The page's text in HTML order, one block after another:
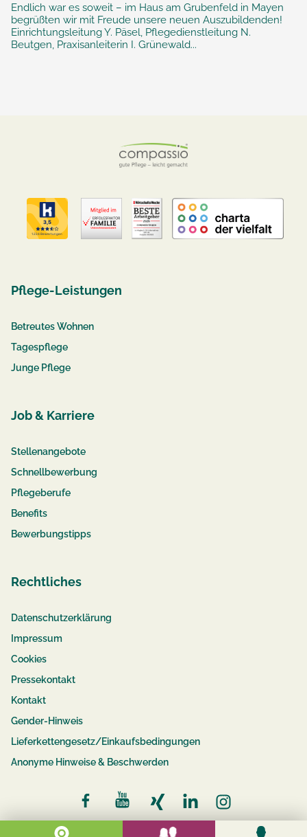
Endlich war es soweit – im Haus am Grubenfeld in Mayen
begrüßten wir mit Freude unsere neuen Auszubildenden!
Einrichtungsleitung Y. Päsel, Pflegedienstleitung N.
Beutgen, Praxisanleiterin I. Grünewald...
Pflege-Leistungen
Betreutes Wohnen
Tagespflege
Junge Pflege
Job & Karriere
Stellenangebote
Schnellbewerbung
Pflegeberufe
Benefits
Bewerbungstipps
Rechtliches
Datenschutzerklärung
Impressum
Cookies
Pressekontakt
Kontakt
Gender-Hinweis
Lieferkettengesetz/Einkaufsbedingungen
Anonyme Hinweise & Beschwerden